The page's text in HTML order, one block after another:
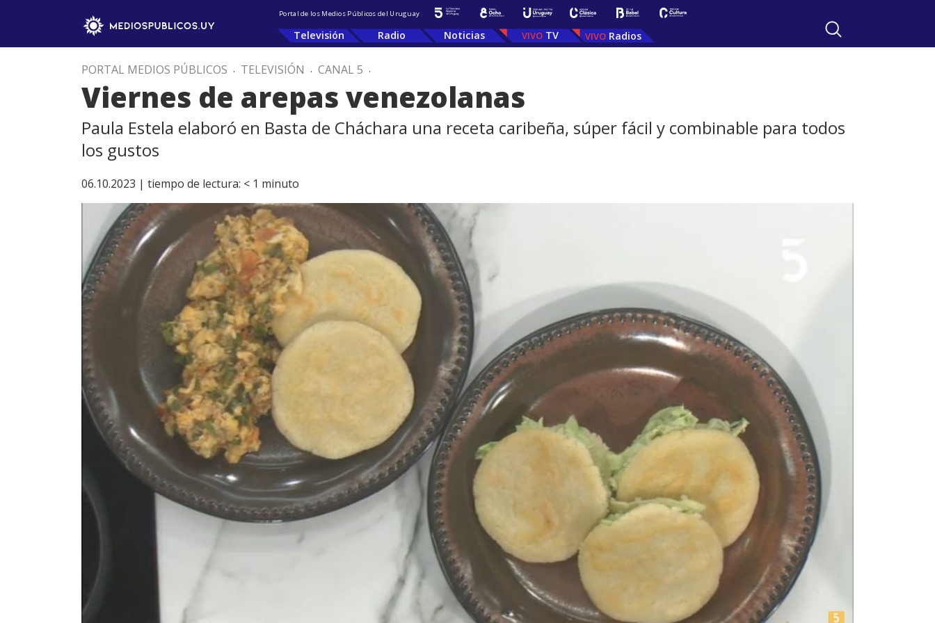
Portal de los Medios Públicos del Uruguay
Televisión Radio Noticias TV Radios
PORTAL MEDIOS PÚBLICOS . TELEVISIÓN . CANAL 5 .
Viernes de arepas venezolanas
Paula Estela elaboró en Basta de Cháchara una receta caribeña, súper fácil y combinable para todos
los gustos
06.10.2023 | tiempo de lectura: < 1 minuto